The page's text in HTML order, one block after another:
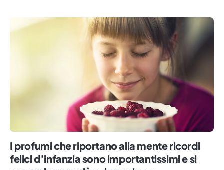
I profumi che riportano alla mente ricordi
felici d’infanzia sono importantissimi e si